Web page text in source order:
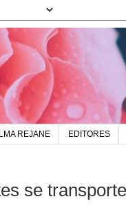
REJANE EDITORES
se